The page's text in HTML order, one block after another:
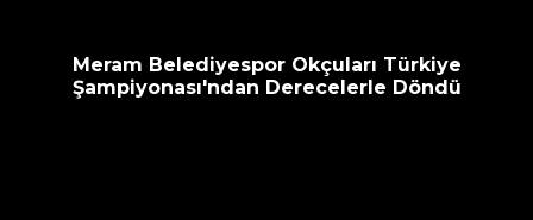
Meram Belediyespor Okçuları Türkiye
Şampiyonası'ndan Derecelerle Döndü